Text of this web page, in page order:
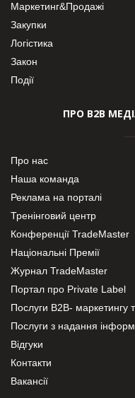
Маркетинг&Продажі
Закупки
Логістика
Закон
Події
ПРО В2В
Про нас
Наша команда
Реклама на порталі
Тренінговий центр
Конференції TradeMaster
Національні Премії
Журнал TradeMaster
Портал про Private Label
Послуги В2В- маркетингу
Послуги з надання
Відгуки
Контакти
Вакансії